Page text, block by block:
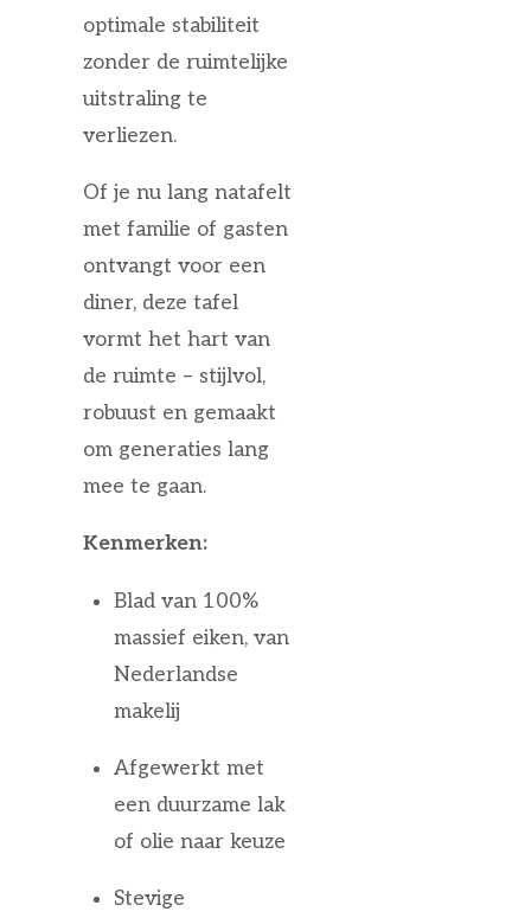
optimale stabiliteit
zonder de ruimtelijke
uitstraling te
verliezen.
Of je nu lang natafelt
met familie of gasten
ontvangt voor een
diner, deze tafel
vormt het hart van
de ruimte – stijlvol,
robuust en gemaakt
om generaties lang
mee te gaan.
Kenmerken:
Blad van 100%
massief eiken, van
Nederlandse
makelij
Afgewerkt met
een duurzame lak
of olie naar keuze
Stevige